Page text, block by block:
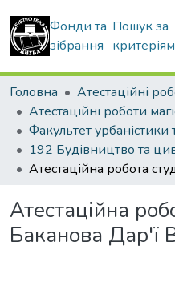
Фонди та
зібрання
Пошук за
Головна
Атестаційна
Баканова Дар'ї